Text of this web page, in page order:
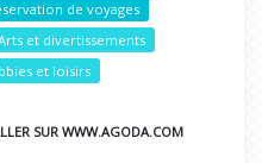
de voyages
et divertissements
et loisirs
SUR WWW.AGODA.COM